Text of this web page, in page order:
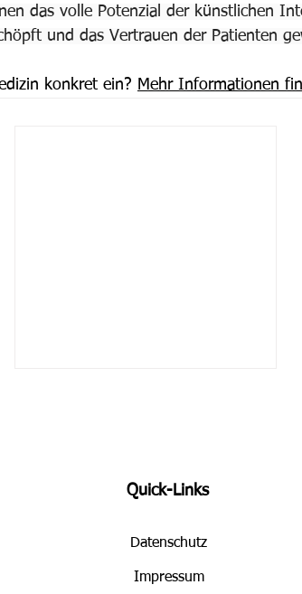
das volle Potenzial der künstlichen
und das Vertrauen der Patienten
konkret ein? Mehr Informationen
Use Case Pathologie: Warum
besonders wertvoll ist
Quick-Links
Datenschutz
Impressum